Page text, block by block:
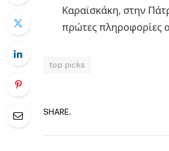
Καραϊσκάκη, στην
πρώτες πληροφορίες
top picks
SHARE.